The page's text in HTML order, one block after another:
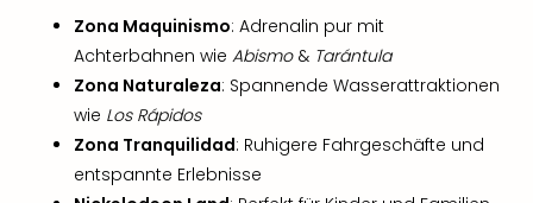
Zona Maquinismo: Adrenalin pur mit
Achterbahnen wie Abismo& Tarántula
Zona Naturaleza: Spannende Wasserattraktionen
wie Los Rápidos
Zona Tranquilidad: Ruhigere Fahrgeschäfte und
entspannte Erlebnisse